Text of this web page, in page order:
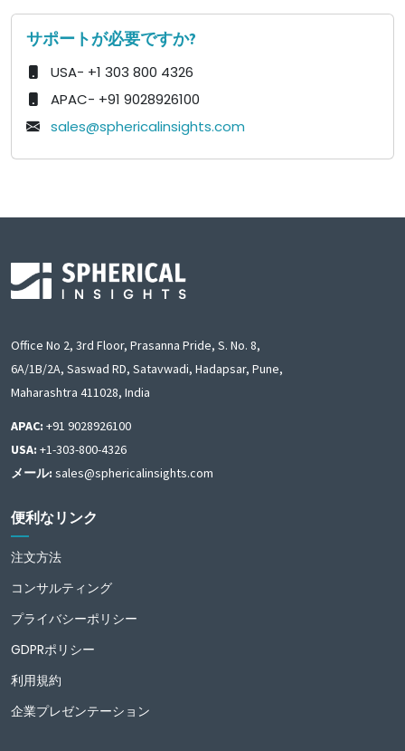
サポートが必要ですか?
USA- +1 303 800 4326
APAC- +91 9028926100
sales@sphericalinsights.com
Office No 2, 3rd Floor, Prasanna Pride, S. No. 8,
6A/1B/2A, Saswad RD, Satavwadi, Hadapsar, Pune,
Maharashtra 411028, India
APAC: +91 9028926100
USA: +1-303-800-4326
メール: sales@sphericalinsights.com
便利なリンク
注文方法
コンサルティング
プライバシーポリシー
GDPRポリシー
利用規約
企業プレゼンテーション